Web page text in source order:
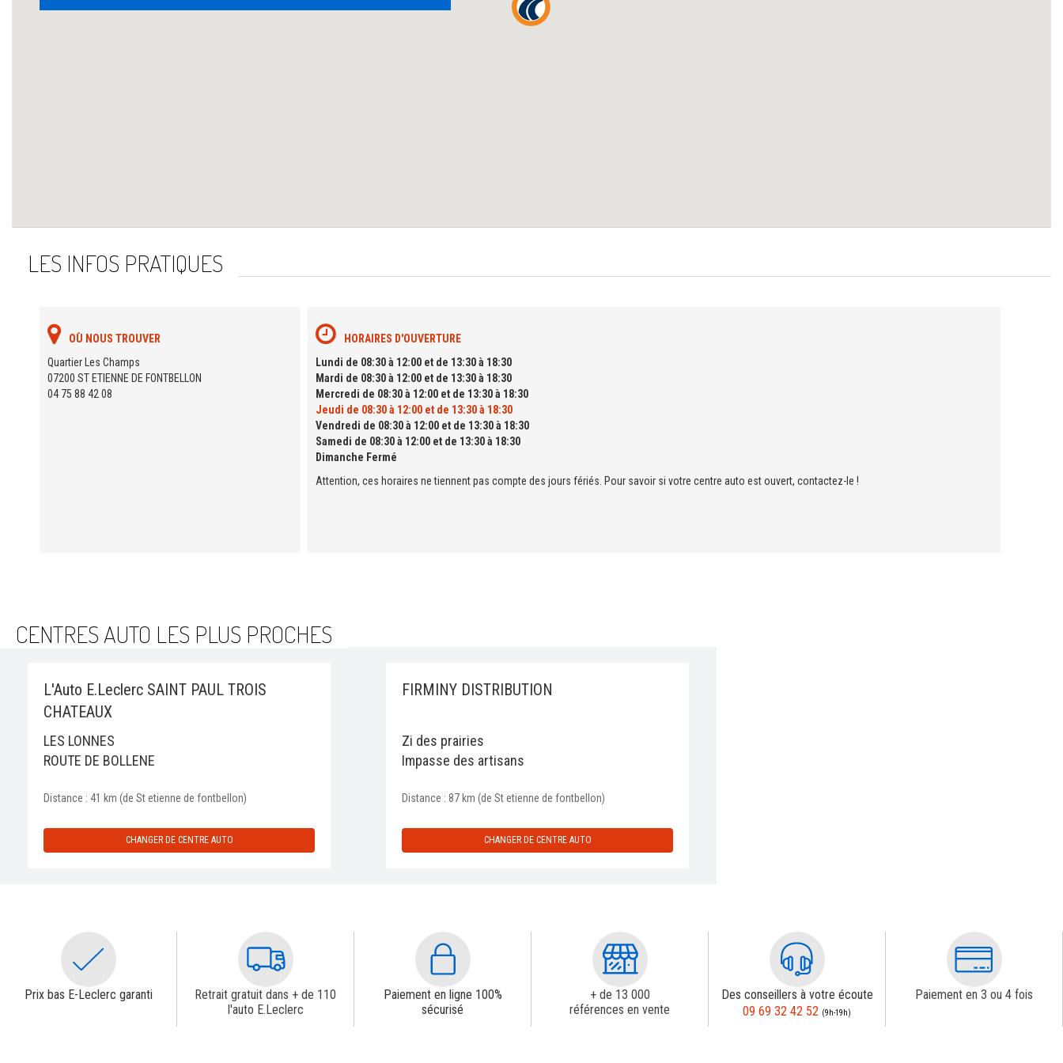
LES INFOS PRATIQUES
OÙ NOUS TROUVER
Quartier Les Champs
07200 ST ETIENNE DE FONTBELLON
04 75 88 42 08
HORAIRES D'OUVERTURE
Lundi de 08:30 à 12:00 et de 13:30 à 18:30
Mardi de 08:30 à 12:00 et de 13:30 à 18:30
Mercredi de 08:30 à 12:00 et de 13:30 à 18:30
Jeudi de 08:30 à 12:00 et de 13:30 à 18:30
Vendredi de 08:30 à 12:00 et de 13:30 à 18:30
Samedi de 08:30 à 12:00 et de 13:30 à 18:30
Dimanche Fermé
Attention, ces horaires ne tiennent pas compte des jours fériés. Pour savoir si votre centre auto est ouvert, contactez-le !
CENTRES AUTO LES PLUS PROCHES
L'Auto E.Leclerc SAINT PAUL TROIS
CHATEAUX
LES LONNES
ROUTE DE BOLLENE
Distance : 41 km (de St etienne de fontbellon)
CHANGER DE CENTRE AUTO
FIRMINY DISTRIBUTION
Zi des prairies
Impasse des artisans
Distance : 87 km (de St etienne de fontbellon)
CHANGER DE CENTRE AUTO
Prix bas E-Leclerc garanti
Retrait gratuit dans + de 110
l'auto E.Leclerc
Paiement en ligne 100%
sécurisé
+ de 13 000
références en vente
Des conseillers à votre écoute
09 69 32 42 52 (9h-19h)
Paiement en 3 ou 4 fois